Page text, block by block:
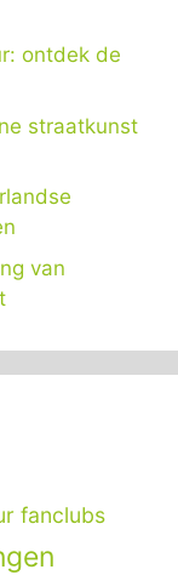
ontdek de
straatkunst
van
fanclubs